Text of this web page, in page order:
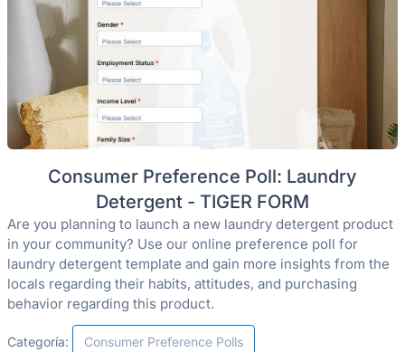
Consumer Preference Poll: Laundry
Detergent - TIGER FORM
Are you planning to launch a new laundry detergent product
in your community? Use our online preference poll for
laundry detergent template and gain more insights from the
locals regarding their habits, attitudes, and purchasing
behavior regarding this product.
Categoría: Consumer Preference Polls